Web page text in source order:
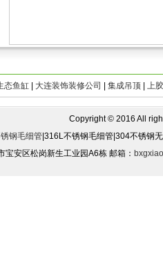
态鱼缸| 大连装饰装修公司 集成吊顶| 上
Copyright © 2016 All
钢毛细管|316L不锈钢毛细管|304不锈钢
宝安区松岗新生工业园A6栋 邮箱：